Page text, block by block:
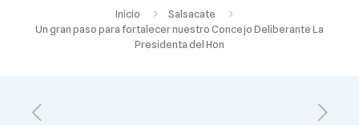
Inicio
Salsacate
Un gran paso para fortalecer nuestro Concejo Deliberante La
Presidenta del Hon